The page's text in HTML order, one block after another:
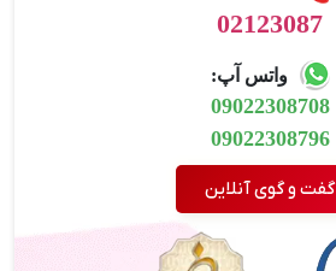
02123087
واتس آپ:
09022308708
09022308796
گفت و گوی آنلاین